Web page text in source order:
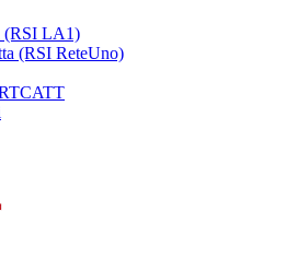
(RSI LA1)
(RSI ReteUno)